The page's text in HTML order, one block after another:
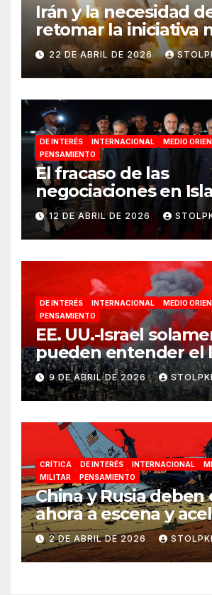
Irán y la necesidad
retomar la iniciativa
22 DE ABRIL DE 2026
DE INTERÉS INTERNACIONAL
MEDIO
PENSAMIENTO
El fracaso de las
negociaciones en
12 DE ABRIL DE 2026
DE INTERÉS INTERNACIONAL
MEDIO
PENSAMIENTO
EE. UU.-Israel
pueden entender el
de la guerra
9 DE ABRIL DE 2026
CRÍTICA DE INTERÉS INTERNACIONAL
MILITAR
PENSAMIENTO
China y Rusia deben
ahora a escena y
reconfiguración del
Orden Mundial
2 DE ABRIL DE 2026